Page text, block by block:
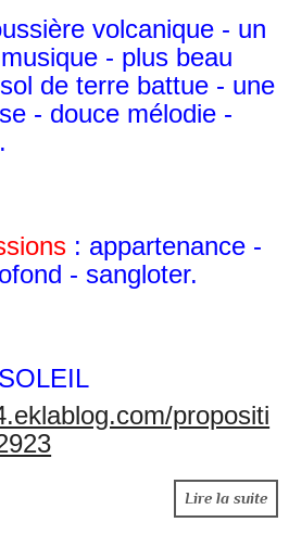
volcanique - un
- plus beau
de terre battue - une
- douce mélodie -
: appartenance -
- sangloter.
propositi
Lire la suite